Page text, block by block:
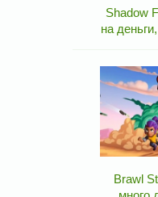
Shadow
на
Brawl